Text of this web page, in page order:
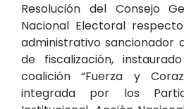
Resolución del Consejo
Nacional Electoral
administrativo sancionador
de fiscalización,
coalición “Fuerza y
integrada por los